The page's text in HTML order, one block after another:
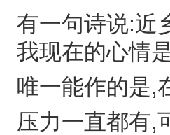
有一句诗说:近
我现在的心情
唯一能作的是,
压力一直都有,